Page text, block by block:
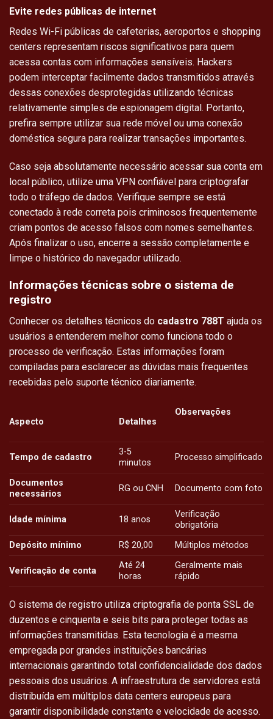
Evite redes públicas de internet
Redes Wi-Fi públicas de cafeterias, aeroportos e shopping
centers representam riscos significativos para quem
acessa contas com informações sensíveis. Hackers
podem interceptar facilmente dados transmitidos através
dessas conexões desprotegidas utilizando técnicas
relativamente simples de espionagem digital. Portanto,
prefira sempre utilizar sua rede móvel ou uma conexão
doméstica segura para realizar transações importantes.
Caso seja absolutamente necessário acessar sua conta em
local público, utilize uma VPN confiável para criptografar
todo o tráfego de dados. Verifique sempre se está
conectado à rede correta pois criminosos frequentemente
criam pontos de acesso falsos com nomes semelhantes.
Após finalizar o uso, encerre a sessão completamente e
limpe o histórico do navegador utilizado.
Informações técnicas sobre o sistema de
registro
Conhecer os detalhes técnicos do cadastro 788T ajuda os
usuários a entenderem melhor como funciona todo o
processo de verificação. Estas informações foram
compiladas para esclarecer as dúvidas mais frequentes
recebidas pelo suporte técnico diariamente.
Aspecto Detalhes
Observações
Tempo de cadastro
3-5
minutos
Processo simplificado
Documentos
necessários
RG ou CNH Documento com foto
Idade mínima 18 anos
Verificação
obrigatória
Depósito mínimo
R$ 20,00 Múltiplos métodos
Verificação de conta
Até 24
horas
Geralmente mais
rápido
O sistema de registro utiliza criptografia de ponta SSL de
duzentos e cinquenta e seis bits para proteger todas as
informações transmitidas. Esta tecnologia é a mesma
empregada por grandes instituições bancárias
internacionais garantindo total confidencialidade dos dados
pessoais dos usuários. A infraestrutura de servidores está
distribuída em múltiplos data centers europeus para
garantir disponibilidade constante e velocidade de acesso.